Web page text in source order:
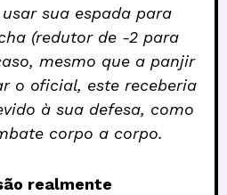
sua espada para
(redutor de -2 para
mesmo que a panjir
o oficial, este receberia
à sua defesa, como
corpo a corpo.
realmente